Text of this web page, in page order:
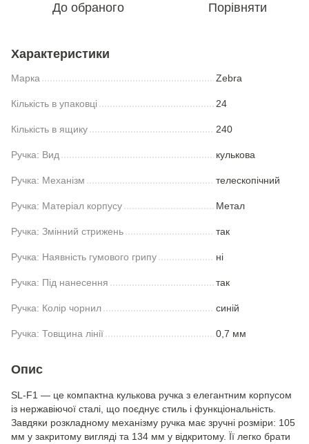
До обраного Порівняти
Характеристики
Марка Zebra
Кількість в упаковці 24
Кількість в ящику 240
Ручка: Вид кулькова
Ручка: Механізм телескопічний
Ручка: Матеріал корпусу Метал
Ручка: Змінний стрижень так
Ручка: Наявність гумового грипу ні
Ручка: Під нанесення так
Ручка: Колір чорнил синій
Ручка: Товщина лінії 0,7 мм
Опис
SL-F1 — це компактна кулькова ручка з елегантним корпусом
із нержавіючої сталі, що поєднує стиль і функціональність.
Завдяки розкладному механізму ручка має зручні розміри: 105
мм у закритому вигляді та 134 мм у відкритому. Її легко брати